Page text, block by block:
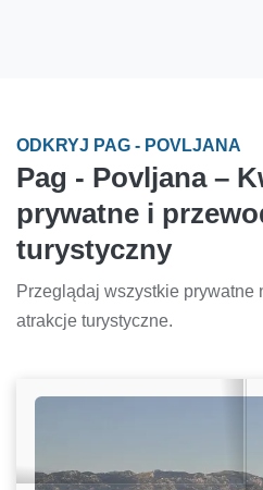
ODKRYJ PAG - POVLJANA
Pag - Povljana –
prywatne i
turystyczny
Przeglądaj wszystkie
atrakcje turystyczne.